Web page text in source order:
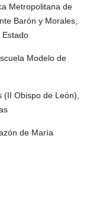
Metropolitana de
Barón y Morales,
Estado
Modelo de
Obispo de León),
de María